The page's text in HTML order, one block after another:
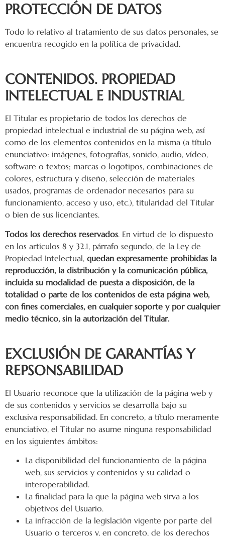
PROTECCIÓN DE DATOS
Todo lo relativo al tratamiento de sus datos personales, se
encuentra recogido en la política de privacidad.
CONTENIDOS. PROPIEDAD
INTELECTUAL E INDUSTRIAL
El Titular es propietario de todos los derechos de
propiedad intelectual e industrial de su página web, así
como de los elementos contenidos en la misma (a título
enunciativo: imágenes, fotografías, sonido, audio, vídeo,
software o textos; marcas o logotipos, combinaciones de
colores, estructura y diseño, selección de materiales
usados, programas de ordenador necesarios para su
funcionamiento, acceso y uso, etc.), titularidad del Titular
o bien de sus licenciantes.
Todos los derechos reservados. En virtud de lo dispuesto
en los artículos 8 y 32.1, párrafo segundo, de la Ley de
Propiedad Intelectual, quedan expresamente prohibidas la
reproducción, la distribución y la comunicación pública,
incluida su modalidad de puesta a disposición, de la
totalidad o parte de los contenidos de esta página web,
con fines comerciales, en cualquier soporte y por cualquier
medio técnico, sin la autorización del Titular.
EXCLUSIÓN DE GARANTÍAS Y
REPSONSABILIDAD
El Usuario reconoce que la utilización de la página web y
de sus contenidos y servicios se desarrolla bajo su
exclusiva responsabilidad. En concreto, a título meramente
enunciativo, el Titular no asume ninguna responsabilidad
en los siguientes ámbitos:
La disponibilidad del funcionamiento de la página
web, sus servicios y contenidos y su calidad o
interoperabilidad.
La finalidad para la que la página web sirva a los
objetivos del Usuario.
La infracción de la legislación vigente por parte del
Usuario o terceros y, en concreto, de los derechos